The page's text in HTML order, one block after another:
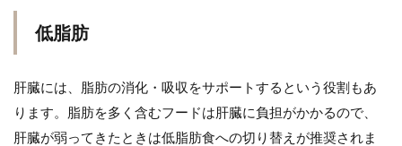
低脂肪
肝臓には、脂肪の消化・吸収をサポートするという役割もあ
ります。脂肪を多く含むフードは肝臓に負担がかかるので、
肝臓が弱ってきたときは低脂肪食への切り替えが推奨されま